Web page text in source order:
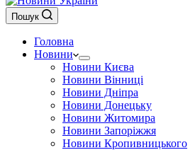
Пошук
Головна
Новини
Новини Києва
Новини Вінниці
Новини Дніпра
Новини Донецьку
Новини Житомира
Новини Запоріжжя
Новини Кропивницького